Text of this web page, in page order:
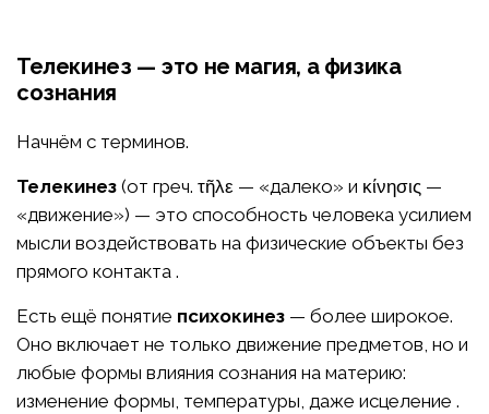
Телекинез — это не магия, а физика
сознания
Начнём с терминов.
Телекинез (от греч. τῆλε — «далеко» и κίνησις —
«движение») — это способность человека усилием
мысли воздействовать на физические объекты без
прямого контакта .
Есть ещё понятие психокинез — более широкое.
Оно включает не только движение предметов, но и
любые формы влияния сознания на материю:
изменение формы, температуры, даже исцеление .